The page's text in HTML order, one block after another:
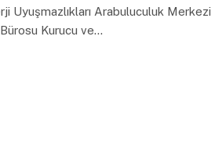
Uyuşmazlıkları Arabuluculuk Merkezi
Kurucu ve…